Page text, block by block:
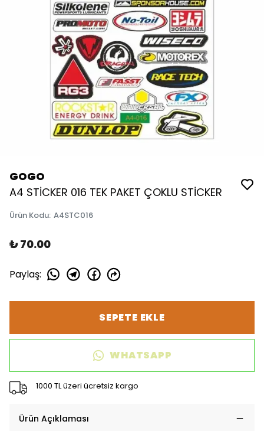
GOGO
A4 STİCKER 016 TEK PAKET ÇOKLU STİCKER
Ürün Kodu: A4STC016
₺ 70.00
Paylaş:
SEPETE EKLE
WHATSAPP
1000 TL üzeri ücretsiz kargo
Ürün Açıklaması